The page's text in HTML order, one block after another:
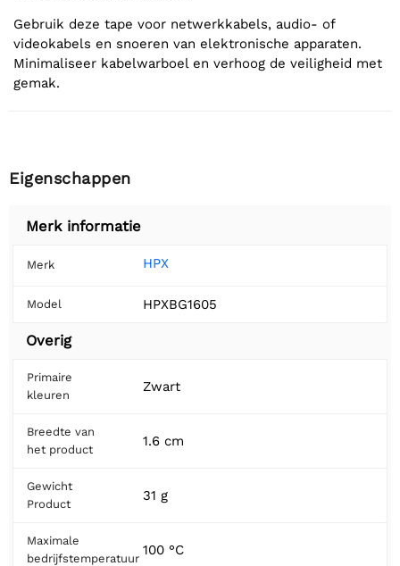
Gebruik deze tape voor netwerkkabels, audio- of
videokabels en snoeren van elektronische apparaten.
Minimaliseer kabelwarboel en verhoog de veiligheid met
gemak.
Eigenschappen
Merk informatie
Merk HPX
Model HPXBG1605
Overig
Primaire
kleuren
Zwart
Breedte van
het product
1.6 cm
Gewicht
Product
31 g
Maximale
bedrijfstemperatuur
100 °C